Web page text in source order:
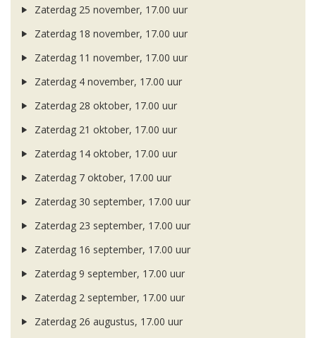
Zaterdag 25 november, 17.00 uur
Zaterdag 18 november, 17.00 uur
Zaterdag 11 november, 17.00 uur
Zaterdag 4 november, 17.00 uur
Zaterdag 28 oktober, 17.00 uur
Zaterdag 21 oktober, 17.00 uur
Zaterdag 14 oktober, 17.00 uur
Zaterdag 7 oktober, 17.00 uur
Zaterdag 30 september, 17.00 uur
Zaterdag 23 september, 17.00 uur
Zaterdag 16 september, 17.00 uur
Zaterdag 9 september, 17.00 uur
Zaterdag 2 september, 17.00 uur
Zaterdag 26 augustus, 17.00 uur